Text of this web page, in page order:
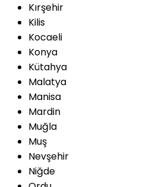
Kırşehir
Kilis
Kocaeli
Konya
Kütahya
Malatya
Manisa
Mardin
Muğla
Muş
Nevşehir
Niğde